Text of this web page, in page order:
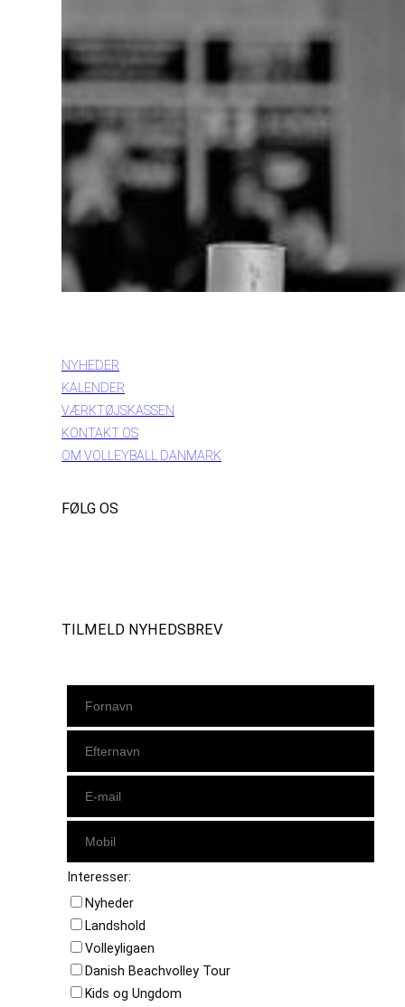
NYHEDER
KALENDER
VÆRKTØJSKASSEN
KONTAKT OS
OM VOLLEYBALL DANMARK
FØLG OS
TILMELD NYHEDSBREV
Interesser:
Nyheder
Landshold
Volleyligaen
Danish Beachvolley Tour
Kids og Ungdom